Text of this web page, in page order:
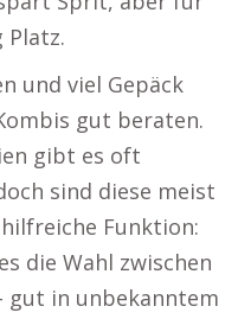
Platz.
und viel Gepäck
gut beraten.
gibt es oft
sind diese meist
Funktion:
die Wahl zwischen
gut in unbekanntem